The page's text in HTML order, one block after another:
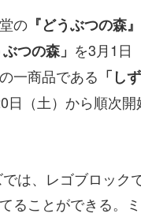
の 『どうぶつの森』
つの森」 を3月1日
一商品である 「し
日（土）から順次開
は、レゴブロック
ることができる。